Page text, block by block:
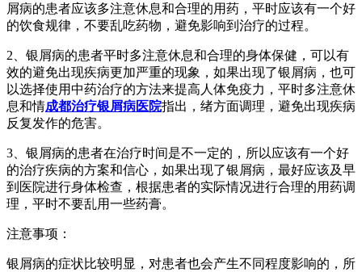
屑病的患者应该多注意休息和合理的用药，平时应该有一个好
的饮食规律，不要乱吃药物，避免影响到治疗的过程。
2、银屑病的患者平时多注意休息和合理的身体保健，可以有
效的避免出现疾病更加严重的现象，如果出现了银屑病，也可
以选择使用中药治疗的方法来提高人体免疫力，平时多注意休
息和情成都治疗银屑病医院指出，绪方面调理，避免出现疾病
反复发作的危害。
3、银屑病的患者在治疗时间是不一定的，所以应该有一个好
的治疗疾病的方案和信心，如果出现了银屑病，最好应该及早
到医院进行身体检查，根据患者的实际情况进行合理的用药调
理，平时不要乱用一些药膏。
注意事项：
银屑病的症状比较明显，对患者也会产生不同程度影响的，所